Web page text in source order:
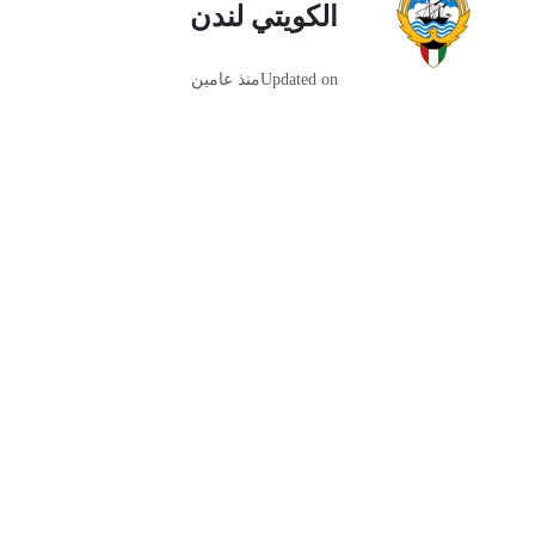
الكويتي لندن
Updated onمنذ عامين